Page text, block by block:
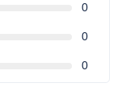
0
0
0